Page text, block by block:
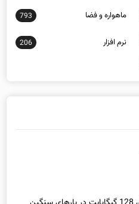
ماهواره و فضا 793
نرم افزار 206